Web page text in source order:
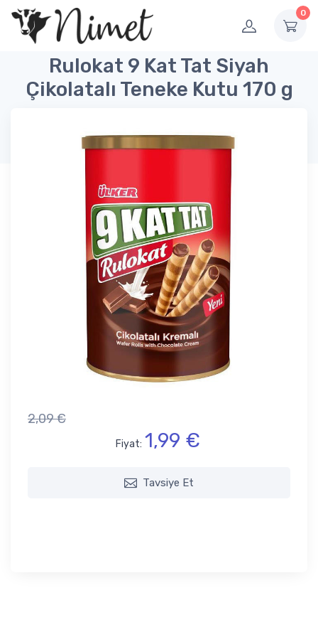
0
Rulokat 9 Kat Tat Siyah
Çikolatalı Teneke Kutu 170 g
2,09 €
Fiyat: 1,99 €
Tavsiye Et